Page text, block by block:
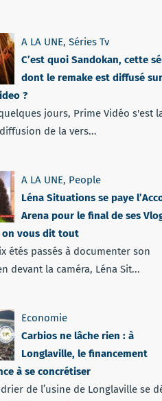
A LA UNE, Séries Tv
C’est quoi Sandokan, cette
dont le remake est diffusé sur
?
jours, Prime Vidéo s'est
de la vers...
A LA UNE, People
Léna Situations se paye
Arena pour le final de ses
on vous dit tout
étés passés à documenter son
devant la caméra, Léna Sit...
Economie
Carbios ne lâche rien : à
Longlaville, le financement
à se concrétiser
de l’usine de Longlaville se